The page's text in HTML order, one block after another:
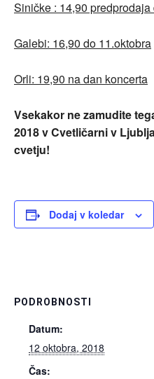
Siničke : 14,90
Galebi: 16,90 do 11.oktobra
Orli: 19,90 na dan koncerta
Vsekakor ne zamudite
2018 v Cvetličarni v
cvetju!
Dodaj v koledar
PODROBNOSTI
Datum:
12 oktobra, 2018
Čas: